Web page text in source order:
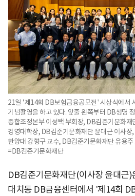
21일 '제14회 DB보험금융공모전' 시상식에서
기념촬영을 하고 있다. 앞줄 왼쪽부터 DB생명
종합조정본부 이성택 부회장, DB김준기문화재
경영대학장, DB김준기문화재단 윤대근 이사장
한양대 강형구 교수, DB김준기문화재단 유용주
=DB김준기문화재단
DB김준기문화재단(이사장 윤대근)
대치동 DB금융센터에서 '제14회